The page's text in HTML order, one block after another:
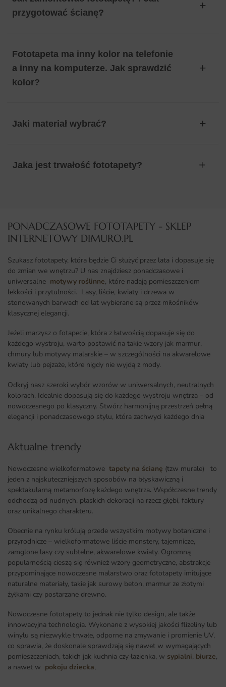
przygotować ścianę?
Fototapeta ma inny kolor na telefonie
a inny na komputerze. Jak sprawdzić
kolor?
Jaki materiał wybrać?
Jaka jest trwałość fototapety?
PONADCZASOWE FOTOTAPETY - SKLEP
INTERNETOWY DIMURO.PL​
Szukasz fototapety, która będzie Ci służyć przez lata i dopasuje się
do zmian we wnętrzu? U nas znajdziesz ponadczasowe i
uniwersalne motywy roślinne, które nadają pomieszczeniom
lekkości i przytulności. Lasy, liście, kwiaty i drzewa w
stonowanych barwach od lat wybierane są przez miłośników
klasycznej elegancji.
Jeżeli marzysz o fotapecie, która z łatwością dopasuje się do
każdego wystroju, warto postawić na takie wzory jak marmur,
chmury lub motywy malarskie – w szczególności na akwarelowe
kwiaty lub pejzaże, które nigdy nie wyjdą z mody.
Odkryj nasz szeroki wybór wzorów w uniwersalnych, neutralnych
kolorach. Idealnie dopasują się do każdego wystroju wnętrza – od
nowoczesnego po klasyczny. Stwórz harmonijną przestrzeń pełną
elegancji i ponadczasowego stylu, która zachwyci każdego dnia
Aktualne trendy​
Nowoczesne wielkoformatowe tapety na ścianę (tzw murale) to
jeden z najskuteczniejszych sposobów na błyskawiczną i
spektakularną metamorfozę każdego wnętrza. Współczesne trendy
odchodzą od nudnych, płaskich dekoracji na rzecz głębi, faktury
oraz unikalnego charakteru.
Obecnie na rynku królują przede wszystkim motywy botaniczne i
przyrodnicze – wielkoformatowe liście monstery, tajemnicze,
zamglone lasy czy subtelne, akwarelowe kwiaty. Ogromną
popularnością cieszą się również wzory geometryczne, abstrakcje
przypominające nowoczesne malarstwo oraz fototapety imitujące
naturalne materiały, takie jak surowy beton, marmur ze złotymi
żyłkami czy postarzane drewno.
Nowoczesne fototapety to jednak nie tylko design, ale także
innowacyjna technologia. Wykonane z wysokiej jakości flizeliny lub
winylu są niezwykle trwałe, odporne na zmywanie i promienie UV,
co sprawia, że doskonale sprawdzają się nawet w wymagających
pomieszczeniach, takich jak kuchnia czy łazienka, w sypialni, biurze,
a nawet w pokoju dziecka,